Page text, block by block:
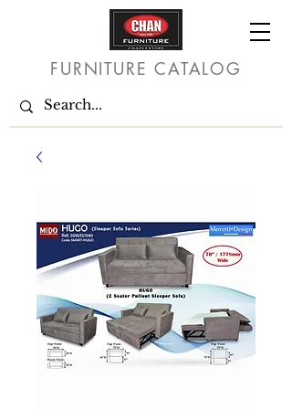
FURNITURE CATALOG